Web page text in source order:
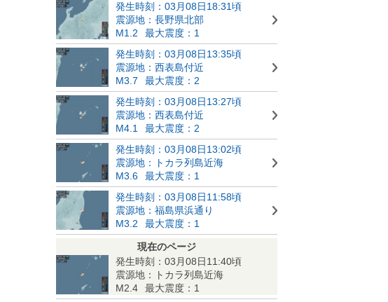
発生時刻：03月08日18:31頃
震源地：長野県北部
M1.2
最大震度：1
発生時刻：03月08日13:35頃
震源地：西表島付近
M3.7
最大震度：2
発生時刻：03月08日13:27頃
震源地：西表島付近
M4.1
最大震度：2
発生時刻：03月08日13:02頃
震源地：トカラ列島近海
M3.6
最大震度：1
発生時刻：03月08日11:58頃
震源地：福島県浜通り
M3.2
最大震度：1
現在のページ
発生時刻：03月08日11:40頃
震源地：トカラ列島近海
M2.4
最大震度：1